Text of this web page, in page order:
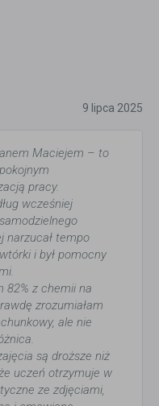
9 lipca 2025
Maciejem – to
pracy.
wcześniej
narzucał tempo
i był pomocny
82% z chemii na
zrozumiałam
ale nie
są droższe niż
uczeń otrzymuje w
ze zdjęciami,